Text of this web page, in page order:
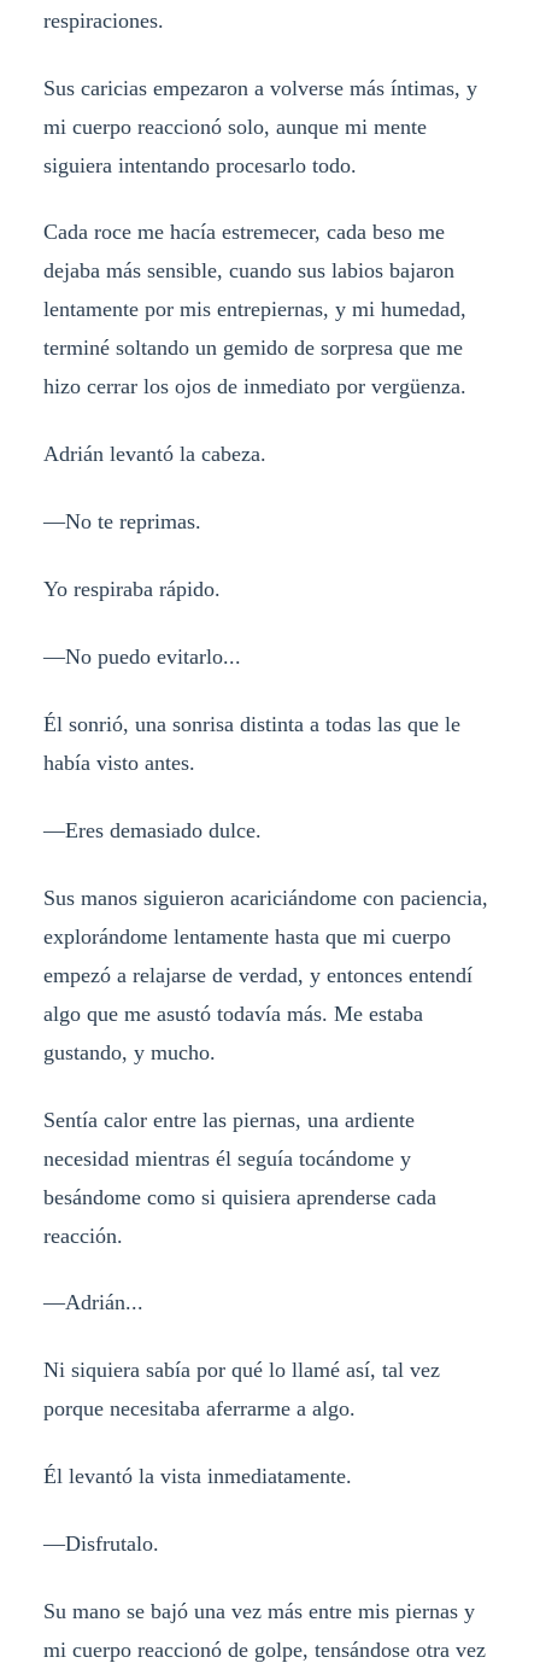
respiraciones.
Sus caricias empezaron a volverse más íntimas, y
mi cuerpo reaccionó solo, aunque mi mente
siguiera intentando procesarlo todo.
Cada roce me hacía estremecer, cada beso me
dejaba más sensible, cuando sus labios bajaron
lentamente por mis entrepiernas, y mi humedad,
terminé soltando un gemido de sorpresa que me
hizo cerrar los ojos de inmediato por vergüenza.
Adrián levantó la cabeza.
—No te reprimas.
Yo respiraba rápido.
—No puedo evitarlo...
Él sonrió, una sonrisa distinta a todas las que le
había visto antes.
—Eres demasiado dulce.
Sus manos siguieron acariciándome con paciencia,
explorándome lentamente hasta que mi cuerpo
empezó a relajarse de verdad, y entonces entendí
algo que me asustó todavía más. Me estaba
gustando, y mucho.
Sentía calor entre las piernas, una ardiente
necesidad mientras él seguía tocándome y
besándome como si quisiera aprenderse cada
reacción.
—Adrián...
Ni siquiera sabía por qué lo llamé así, tal vez
porque necesitaba aferrarme a algo.
Él levantó la vista inmediatamente.
—Disfrutalo.
Su mano se bajó una vez más entre mis piernas y
mi cuerpo reaccionó de golpe, tensándose otra vez